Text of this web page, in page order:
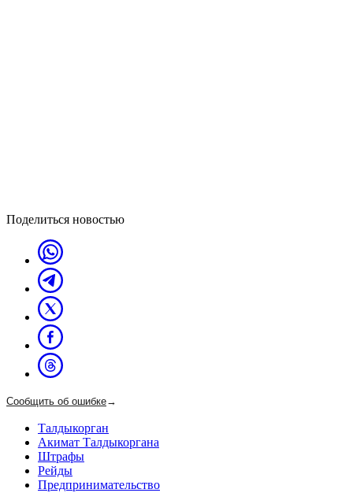
Поделиться новостью
Сообщить об ошибке→
Талдыкорган
Акимат Талдыкоргана
Штрафы
Рейды
Предпринимательство